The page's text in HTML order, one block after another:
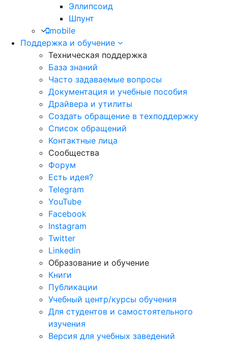
Эллипсоид
Шпунт
mobile
Поддержка и обучение
Техническая поддержка
База знаний
Часто задаваемые вопросы
Документация и учебные пособия
Драйвера и утилиты
Создать обращение в техподдержку
Список обращений
Контактные лица
Сообщества
Форум
Есть идея?
Telegram
YouTube
Facebook
Instagram
Twitter
Linkedin
Образование и обучение
Книги
Публикации
Учебный центр/курсы обучения
Для студентов и самостоятельного
изучения
Версия для учебных заведений